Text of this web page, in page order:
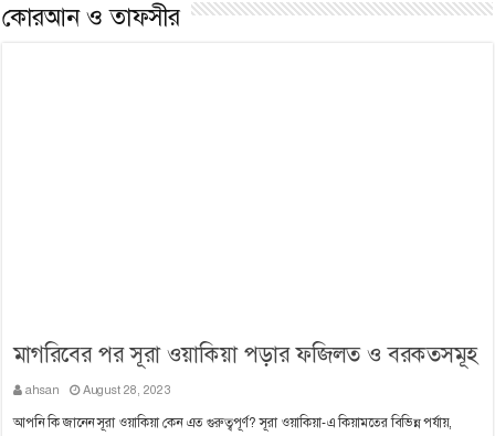
কোরআন ও তাফসীর
মাগরিবের পর সূরা ওয়াকিয়া পড়ার ফজিলত ও বরকতসমূহ
ahsan August 28, 2023
আপনি কি জানেন সূরা ওয়াকিয়া কেন এত গুরুত্বপূর্ণ? সূরা ওয়াকিয়া-এ কিয়ামতের বিভিন্ন পর্যায়,